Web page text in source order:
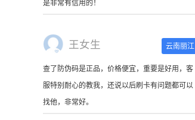
找他，非常好。
林小姐 广东深圳
刷卡器收到了，很萌啊。使用起来很方便，非常
小巧，连接手机蓝牙就可以使用，可以随身携
带。